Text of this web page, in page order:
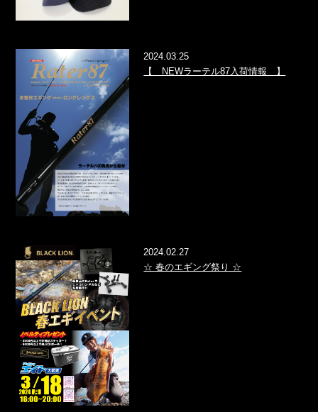
2024.03.25
【 NEWラーテル87入荷情報 】
2024.02.27
☆ 春のエギング祭り ☆